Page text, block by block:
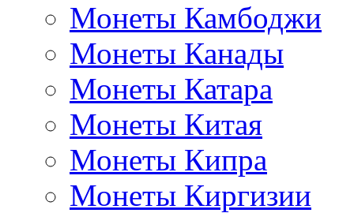
Монеты Камбоджи
Монеты Канады
Монеты Катара
Монеты Китая
Монеты Кипра
Монеты Киргизии